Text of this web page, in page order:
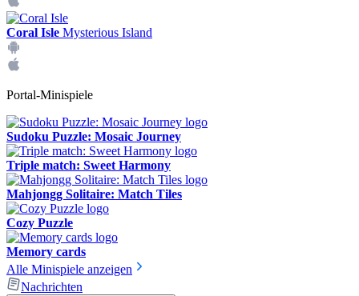
Coral Isle Mysterious Island
Portal-Minispiele
Sudoku Puzzle: Mosaic Journey
Triple match: Sweet Harmony
Mahjongg Solitaire: Match Tiles
Cozy Puzzle
Memory cards
Alle Minispiele anzeigen
Nachrichten